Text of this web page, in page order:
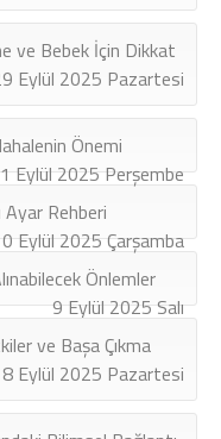
ve Bebek İçin Dikkat
Eylül 2025 Pazartesi
Önemi
Eylül 2025 Perşembe
Ayar Rehberi
Eylül 2025 Çarşamba
Önlemler
9 Eylül 2025 Salı
ve Başa Çıkma
8 Eylül 2025 Pazartesi